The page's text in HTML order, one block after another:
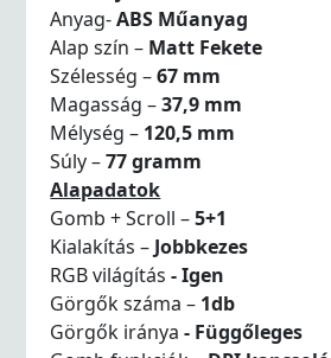
Anyag-ABS Műanyag
Alap szín – Matt Fekete
Szélesség –67 mm
Magasság –37,9 mm
Mélység – 120,5 mm
Súly –77 gramm
Alapadatok
Gomb + Scroll –5+1
Kialakítás – Jobbkezes
RGB világítás - Igen
Görgők száma – 1db
Görgők iránya - Függőleges